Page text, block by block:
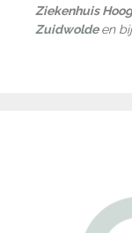
Ziekenhuis
Zuidwolde en